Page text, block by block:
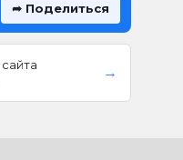
➦ Поделиться
→